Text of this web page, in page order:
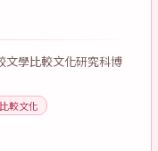
文學比較文化研究科博
比較文化